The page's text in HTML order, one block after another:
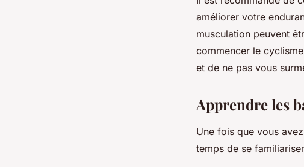
améliorer votre
musculation peuvent
commencer le
et de ne pas vous
Apprendre les
Une fois que vous
temps de se